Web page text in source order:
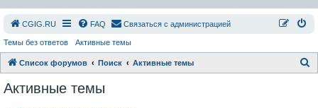
СGIG.RU FAQ Связаться с администрацией
Темы без ответов Активные темы
Список форумов Поиск Активные темы
Активные темы